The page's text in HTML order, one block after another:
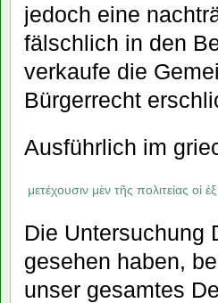
jedoch eine
fälschlich in den
verkaufe die
Bürgerrecht
Ausführlich im
μετέχουσιν μὲν τῆς πολιτείας οἱ ἐξ
Die Untersuchung
gesehen haben,
unser gesamtes